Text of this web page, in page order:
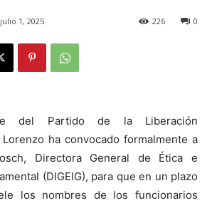
julio 1, 2025 0
226
del Partido de la Liberación
Lorenzo ha convocado formalmente a
Directora General de Ética e
(DIGEIG), para que en un plazo
los nombres de los funcionarios